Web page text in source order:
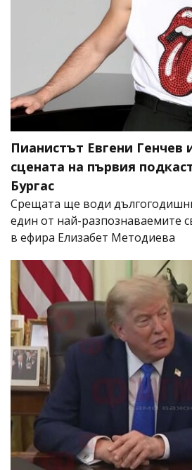
Пианистът Евгени Генчев
сцената на първия
Бургас
Срещата ще води
един от най-разпознаваемите
в ефира Елизабет Методиева